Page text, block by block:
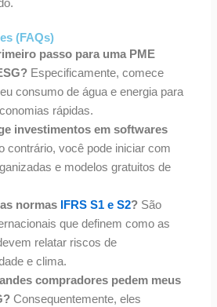
(FAQs)
passo para uma PME
Especificamente, comece
consumo de água e energia para
rápidas.
investimentos em softwares
contrário, você pode iniciar com
e modelos gratuitos de
normas
IFRS S1 e S2? São
que definem como as
relatar riscos de
e clima.
compradores pedem meus
Consequentemente, eles